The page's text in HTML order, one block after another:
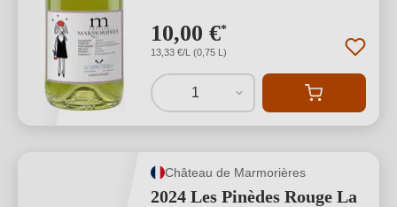
10,00 €*
13,33 €/L (0,75 L)
1
Château de Marmorières
2024 Les Pinèdes Rouge La